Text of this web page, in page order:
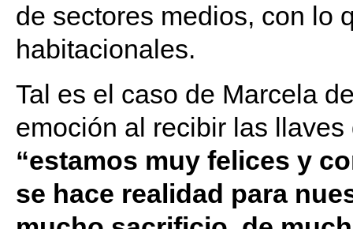
de sectores medios, con lo
habitacionales.
Tal es el caso de Marcela
emoción al recibir las
“estamos muy felices y
se hace realidad para